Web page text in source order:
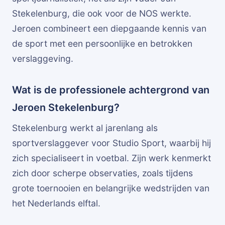
Stekelenburg, die ook voor de NOS werkte.
Jeroen combineert een diepgaande kennis van
de sport met een persoonlijke en betrokken
verslaggeving.
Wat is de professionele achtergrond van
Jeroen Stekelenburg?
Stekelenburg werkt al jarenlang als
sportverslaggever voor Studio Sport, waarbij hij
zich specialiseert in voetbal. Zijn werk kenmerkt
zich door scherpe observaties, zoals tijdens
grote toernooien en belangrijke wedstrijden van
het Nederlands elftal.